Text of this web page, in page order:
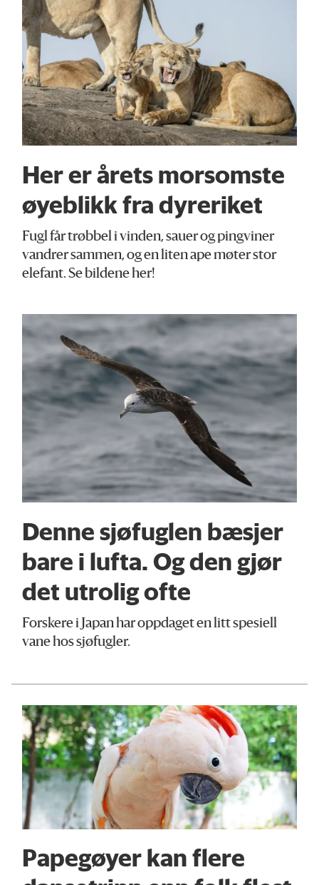
Her er årets morsomste
øyeblikk fra dyreriket
Fugl får trøbbel i vinden, sauer og pingviner
vandrer sammen, og en liten ape møter stor
elefant. Se bildene her!
Denne sjøfuglen bæsjer
bare i lufta. Og den gjør
det utrolig ofte
Forskere i Japan har oppdaget en litt spesiell
vane hos sjøfugler.
Papegøyer kan flere